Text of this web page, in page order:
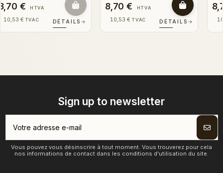
8,70 €
10,53 € TVAC DÉTAILS
8,70 €
10,53 € TVAC DÉTAILS
Sign up to newsletter
Vous pouvez vous désinscrire à tout moment. Vous trouverez pour cela
nos informations de contact dans les conditions d'utilisation du site.